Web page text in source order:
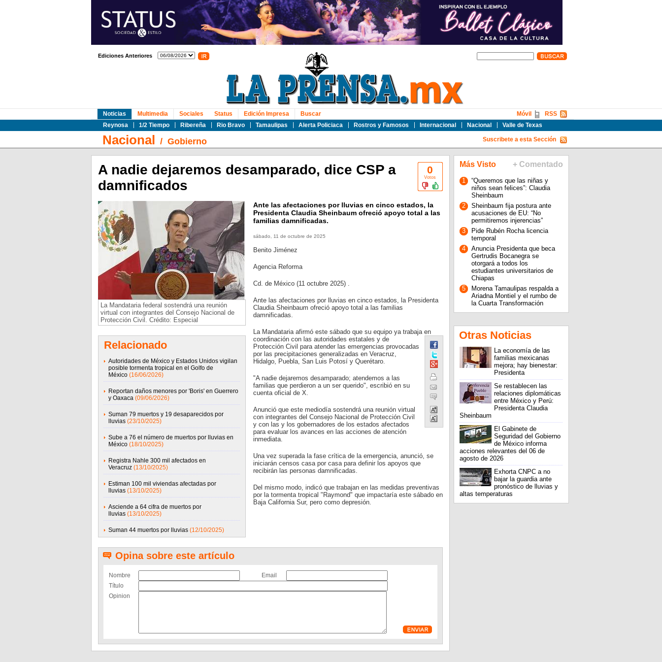
Ediciones Anteriores
Noticias
Reynosa
1/2 Tiempo Ribereña Rio Bravo Tamaulipas Alerta Policiaca Rostros y Famosos Internacional Nacional Valle de Texas
Multimedia Sociales Status Edición Impresa Buscar RSS
Móvil
Nacional / Gobierno Suscribete a esta Sección
0
Votos
A nadie dejaremos desamparado, dice CSP a
damnificados
La Mandataria federal sostendrá una reunión
virtual con integrantes del Consejo Nacional de
Protección Civil. Crédito: Especial
Relacionado
Autoridades de México y Estados Unidos vigilan
posible tormenta tropical en el Golfo de
México (16/06/2026)
Reportan daños menores por 'Boris' en Guerrero
y Oaxaca (09/06/2026)
Suman 79 muertos y 19 desaparecidos por
lluvias (23/10/2025)
Sube a 76 el número de muertos por lluvias en
México (18/10/2025)
Registra Nahle 300 mil afectados en
Veracruz (13/10/2025)
Estiman 100 mil viviendas afectadas por
lluvias (13/10/2025)
Asciende a 64 cifra de muertos por
lluvias (13/10/2025)
Suman 44 muertos por lluvias (12/10/2025)
Ante las afectaciones por lluvias en cinco estados, la
Presidenta Claudia Sheinbaum ofreció apoyo total a las
familias damnificadas.
sábado, 11 de octubre de 2025
Benito Jiménez
Agencia Reforma
Cd. de México (11 octubre 2025) .
Ante las afectaciones por lluvias en cinco estados, la Presidenta
Claudia Sheinbaum ofreció apoyo total a las familias
damnificadas.
La Mandataria afirmó este sábado que su equipo ya trabaja en
coordinación con las autoridades estatales y de
Protección Civil para atender las emergencias provocadas
por las precipitaciones generalizadas en Veracruz,
Hidalgo, Puebla, San Luis Potosí y Querétaro.
"A nadie dejaremos desamparado; atendemos a las
familias que perdieron a un ser querido", escribió en su
cuenta oficial de X.
Anunció que este mediodía sostendrá una reunión virtual
con integrantes del Consejo Nacional de Protección Civil
y con las y los gobernadores de los estados afectados
para evaluar los avances en las acciones de atención
inmediata.
Una vez superada la fase crítica de la emergencia, anunció, se
iniciarán censos casa por casa para definir los apoyos que
recibirán las personas damnificadas.
Del mismo modo, indicó que trabajan en las medidas preventivas
por la tormenta tropical "Raymond" que impactaría este sábado en
Baja California Sur, pero como depresión.
Opina sobre este artículo
Nombre
Email
Título
Opinion
Más Visto + Comentado
1
“Queremos que las niñas y
niños sean felices”: Claudia
Sheinbaum
2
Sheinbaum fija postura ante
acusaciones de EU: “No
permitiremos injerencias”
3
Pide Rubén Rocha licencia
temporal
4
Anuncia Presidenta que beca
Gertrudis Bocanegra se
otorgará a todos los
estudiantes universitarios de
Chiapas
5
Morena Tamaulipas respalda a
Ariadna Montiel y el rumbo de
la Cuarta Transformación
Otras Noticias
La economía de las
familias mexicanas
mejora; hay bienestar:
Presidenta
Se restablecen las
relaciones diplomáticas
entre México y Perú:
Presidenta Claudia
Sheinbaum
El Gabinete de
Seguridad del Gobierno
de México informa
acciones relevantes del 06 de
agosto de 2026
Exhorta CNPC a no
bajar la guardia ante
pronóstico de lluvias y
altas temperaturas